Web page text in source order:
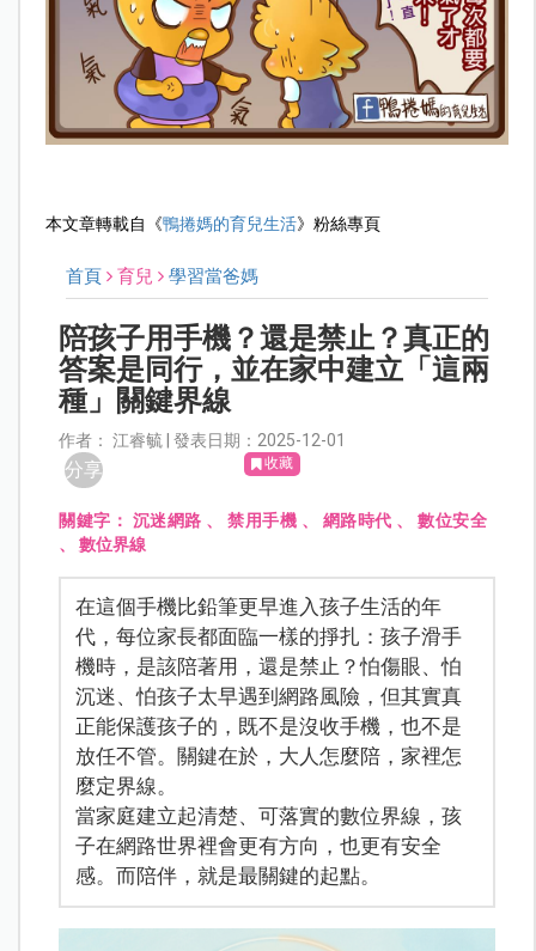
本文章轉載自《鴨捲媽的育兒生活》粉絲專頁
首頁 育兒 學習當爸媽
陪孩子用手機？還是禁止？真正的
答案是同行，並在家中建立「這兩
種」關鍵界線
作者： 江睿毓 | 發表日期：2025-12-01
分享 收藏
關鍵字： 沉迷網路 、禁用手機 、 網路時代 、數位安全
、數位界線
在這個手機比鉛筆更早進入孩子生活的年
代，每位家長都面臨一樣的掙扎：孩子滑手
機時，是該陪著用，還是禁止？怕傷眼、怕
沉迷、怕孩子太早遇到網路風險，但其實真
正能保護孩子的，既不是沒收手機，也不是
放任不管。關鍵在於，大人怎麼陪，家裡怎
麼定界線。
當家庭建立起清楚、可落實的數位界線，孩
子在網路世界裡會更有方向，也更有安全
感。而陪伴，就是最關鍵的起點。